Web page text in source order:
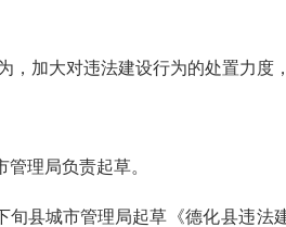
，加大对违法建设行为的处置力度
管理局负责起草。
旬县城市管理局起草 《德化县违